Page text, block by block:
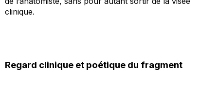
clinique.
Regard clinique et poétique du fragment